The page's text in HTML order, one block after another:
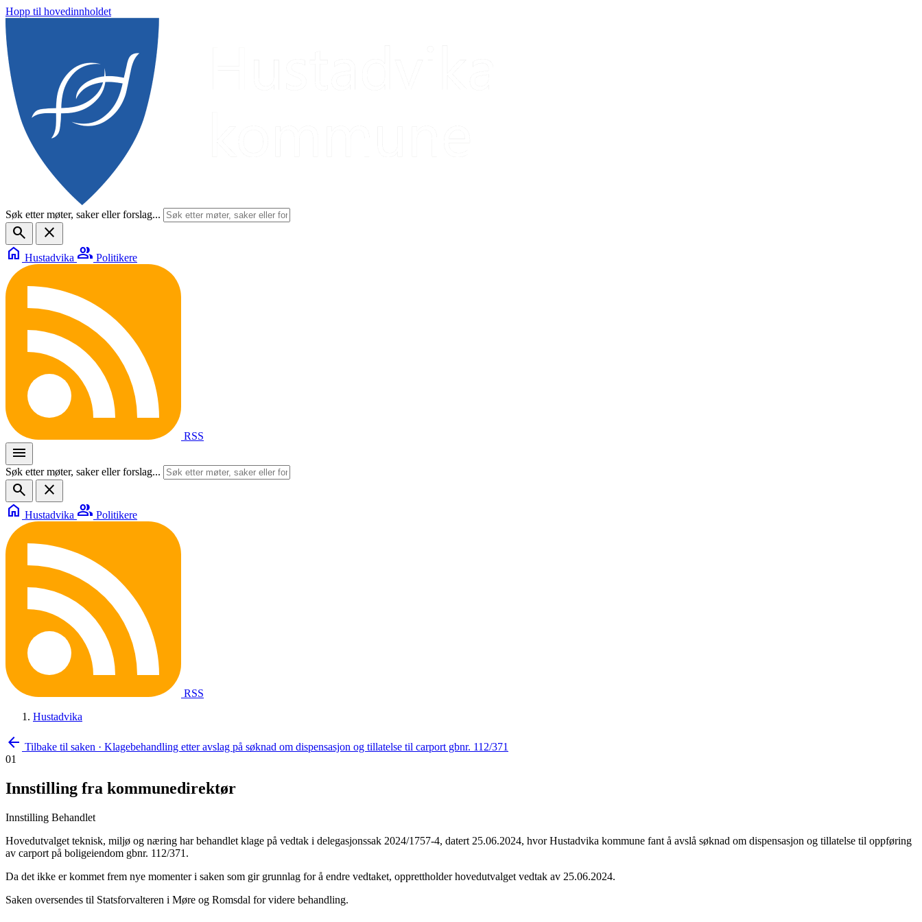
Hopp til hovedinnholdet
Søk etter møter, saker eller forslag...
search
close
home Hustadvika group Politikere
RSS
menu
Søk etter møter, saker eller forslag...
search
close
home Hustadvika group Politikere
RSS
Hustadvika
arrow_back Tilbake til saken · Klagebehandling etter avslag på søknad om dispensasjon og tillatelse til carport gbnr. 112/371
01
Innstilling fra kommunedirektør
Innstilling Behandlet
Hovedutvalget teknisk, miljø og næring har behandlet klage på vedtak i delegasjonssak 2024/1757-4, datert 25.06.2024, hvor Hustadvika kommune fant å avslå søknad om dispensasjon og tillatelse til oppføring
av carport på boligeiendom gbnr. 112/371.
Da det ikke er kommet frem nye momenter i saken som gir grunnlag for å endre vedtaket, opprettholder hovedutvalget vedtak av 25.06.2024.
Saken oversendes til Statsforvalteren i Møre og Romsdal for videre behandling.